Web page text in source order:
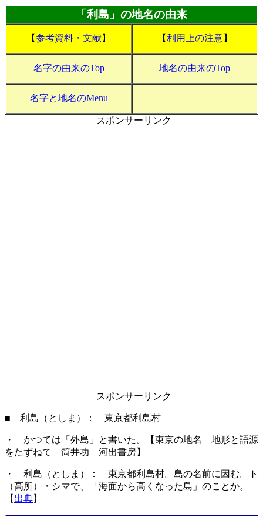
「利島」の地名の由来
【参考資料・文献】 【利用上の注意】
名字の由来のTop 地名の由来のTop
名字と地名のMenu
スポンサーリンク
スポンサーリンク
■ 利島（としま）： 東京都利島村
・ かつては「外島」と書いた。【東京の地名 地形と語源
をたずねて 筒井功 河出書房】
・ 利島（としま）： 東京都利島村。島の名前に因む。ト
（高所）・シマで、「海面から高くなった島」のことか。
【 出典】